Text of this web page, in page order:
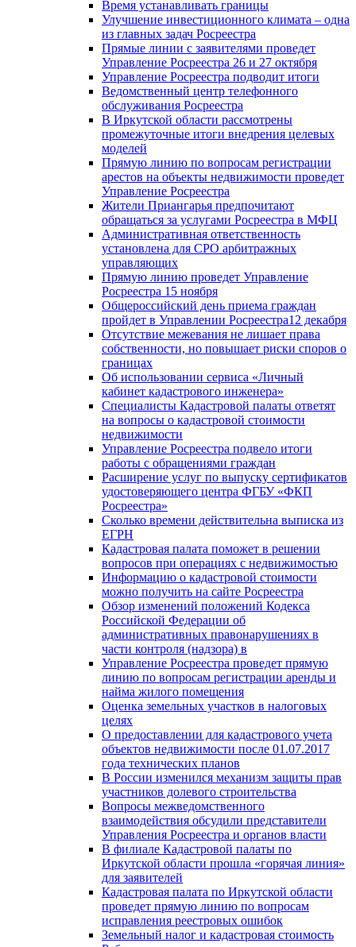
Время устанавливать границы
Улучшение инвестиционного климата – одна
из главных задач Росреестра
Прямые линии с заявителями проведет
Управление Росреестра 26 и 27 октября
Управление Росреестра подводит итоги
Ведомственный центр телефонного
обслуживания Росреестра
В Иркутской области рассмотрены
промежуточные итоги внедрения целевых
моделей
Прямую линию по вопросам регистрации
арестов на объекты недвижимости проведет
Управление Росреестра
Жители Приангарья предпочитают
обращаться за услугами Росреестра в МФЦ
Административная ответственность
установлена для СРО арбитражных
управляющих
Прямую линию проведет Управление
Росреестра 15 ноября
Общероссийский день приема граждан
пройдет в Управлении Росреестра12 декабря
Отсутствие межевания не лишает права
собственности, но повышает риски споров о
границах
Об использовании сервиса «Личный
кабинет кадастрового инженера»
Специалисты Кадастровой палаты ответят
на вопросы о кадастровой стоимости
недвижимости
Управление Росреестра подвело итоги
работы с обращениями граждан
Расширение услуг по выпуску сертификатов
удостоверяющего центра ФГБУ «ФКП
Росреестра»
Сколько времени действительна выписка из
ЕГРН
Кадастровая палата поможет в решении
вопросов при операциях с недвижимостью
Информацию о кадастровой стоимости
можно получить на сайте Росреестра
Обзор изменений положений Кодекса
Российской Федерации об
административных правонарушениях в
части контроля (надзора) в
Управление Росреестра проведет прямую
линию по вопросам регистрации аренды и
найма жилого помещения
Оценка земельных участков в налоговых
целях
О предоставлении для кадастрового учета
объектов недвижимости после 01.07.2017
года технических планов
В России изменился механизм защиты прав
участников долевого строительства
Вопросы межведомственного
взаимодействия обсудили представители
Управления Росреестра и органов власти
В филиале Кадастровой палаты по
Иркутской области прошла «горячая линия»
для заявителей
Кадастровая палата по Иркутской области
проведет прямую линию по вопросам
исправления реестровых ошибок
Земельный налог и кадастровая стоимость